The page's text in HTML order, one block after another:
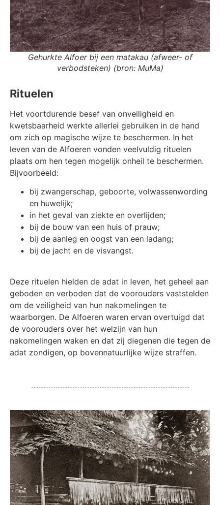
Gehurkte Alfoer bij een matakau (afweer- of
verbodsteken) (bron: MuMa)
Rituelen
Het voortdurende besef van onveiligheid en
kwetsbaarheid werkte allerlei gebruiken in de hand
om zich op magische wijze te beschermen. In het
leven van de Alfoeren vonden veelvuldig rituelen
plaats om hen tegen mogelijk onheil te beschermen.
Bijvoorbeeld:
bij zwangerschap, geboorte, volwassenwording
en huwelijk;
in het geval van ziekte en overlijden;
bij de bouw van een huis of prauw;
bij de aanleg en oogst van een ladang;
bij de jacht en de visvangst.
Deze rituelen hielden de adat in leven, het geheel aan
geboden en verboden dat de voorouders vaststelden
om de veiligheid van hun nakomelingen te
waarborgen. De Alfoeren waren ervan overtuigd dat
de voorouders over het welzijn van hun
nakomelingen waken en dat zij diegenen die tegen de
adat zondigen, op bovennatuurlijke wijze straffen.